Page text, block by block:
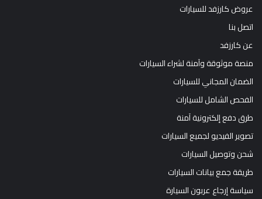
عروض كارزفد للسيارات
اتصل بنا
عن كارزفد
منصة موثوقة وآمنة لشراء السيارات
الضمان المجاني للسيارات
الفحص الشامل للسيارات
طرق دفع إلكترونية آمنة
تصوير الفيديو لجميع السيارات
شحن وتوصيل السيارات
طريقة جمع بيانات السيارات
سياسة إرجاع عربون السيارة